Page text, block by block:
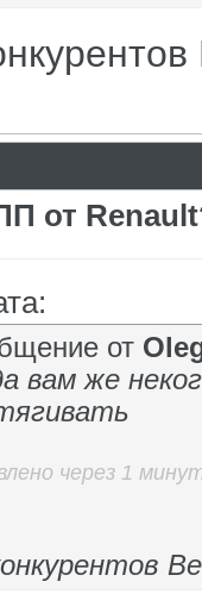
от
от
вам же
через 1